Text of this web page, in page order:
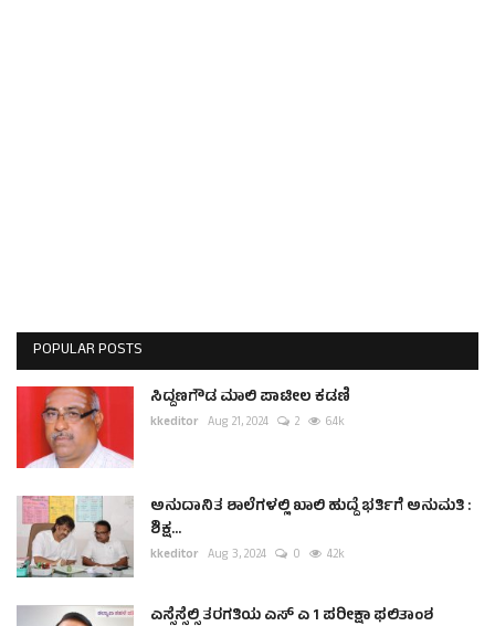
POPULAR POSTS
ಸಿದ್ದಣಗೌಡ ಮಾಲಿ ಪಾಟೀಲ ಕಡಣಿ
kkeditor Aug 21, 2024 2 6.4k
ಅನುದಾನಿತ ಶಾಲೆಗಳಲ್ಲಿ ಖಾಲಿ ಹುದ್ದೆ ಭರ್ತಿಗೆ ಅನುಮತಿ :
ಶಿಕ್ಷ...
kkeditor Aug 3, 2024 0 4.2k
ಎಸ್ಸೆಸ್ಸೆಲ್ಸಿ ತರಗತಿಯ ಎಸ್ ಎ 1 ಪರೀಕ್ಷಾ ಫಲಿತಾಂಶ